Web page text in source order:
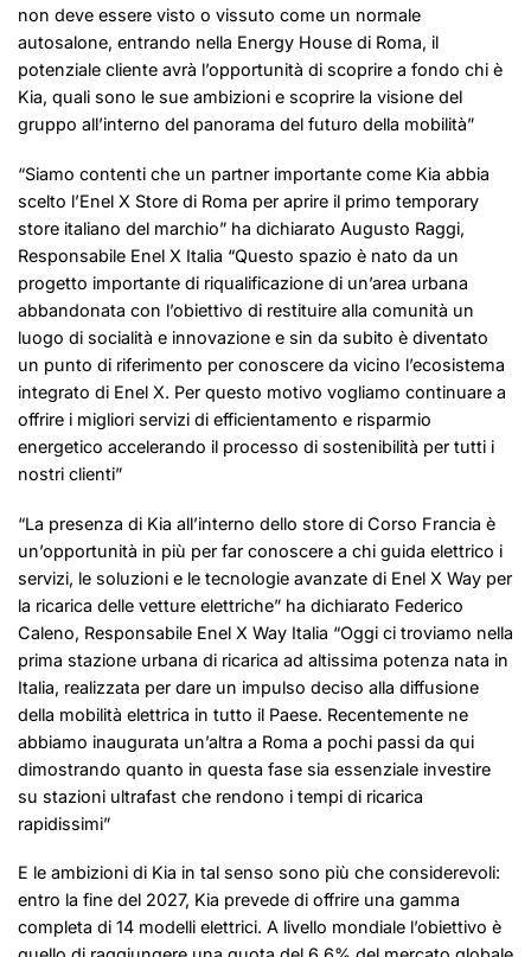
non deve essere visto o vissuto come un normale
autosalone, entrando nella Energy House di Roma, il
potenziale cliente avrà l’opportunità di scoprire a fondo chi è
Kia, quali sono le sue ambizioni e scoprire la visione del
gruppo all’interno del panorama del futuro della mobilità”
“Siamo contenti che un partner importante come Kia abbia
scelto l’Enel X Store di Roma per aprire il primo temporary
store italiano del marchio” ha dichiarato Augusto Raggi,
Responsabile Enel X Italia “Questo spazio è nato da un
progetto importante di riqualificazione di un’area urbana
abbandonata con l’obiettivo di restituire alla comunità un
luogo di socialità e innovazione e sin da subito è diventato
un punto di riferimento per conoscere da vicino l’ecosistema
integrato di Enel X. Per questo motivo vogliamo continuare a
offrire i migliori servizi di efficientamento e risparmio
energetico accelerando il processo di sostenibilità per tutti i
nostri clienti”
“La presenza di Kia all’interno dello store di Corso Francia è
un’opportunità in più per far conoscere a chi guida elettrico i
servizi, le soluzioni e le tecnologie avanzate di Enel X Way per
la ricarica delle vetture elettriche” ha dichiarato Federico
Caleno, Responsabile Enel X Way Italia “Oggi ci troviamo nella
prima stazione urbana di ricarica ad altissima potenza nata in
Italia, realizzata per dare un impulso deciso alla diffusione
della mobilità elettrica in tutto il Paese. Recentemente ne
abbiamo inaugurata un’altra a Roma a pochi passi da qui
dimostrando quanto in questa fase sia essenziale investire
su stazioni ultrafast che rendono i tempi di ricarica
rapidissimi”
E le ambizioni di Kia in tal senso sono più che considerevoli:
entro la fine del 2027, Kia prevede di offrire una gamma
completa di 14 modelli elettrici. A livello mondiale l’obiettivo è